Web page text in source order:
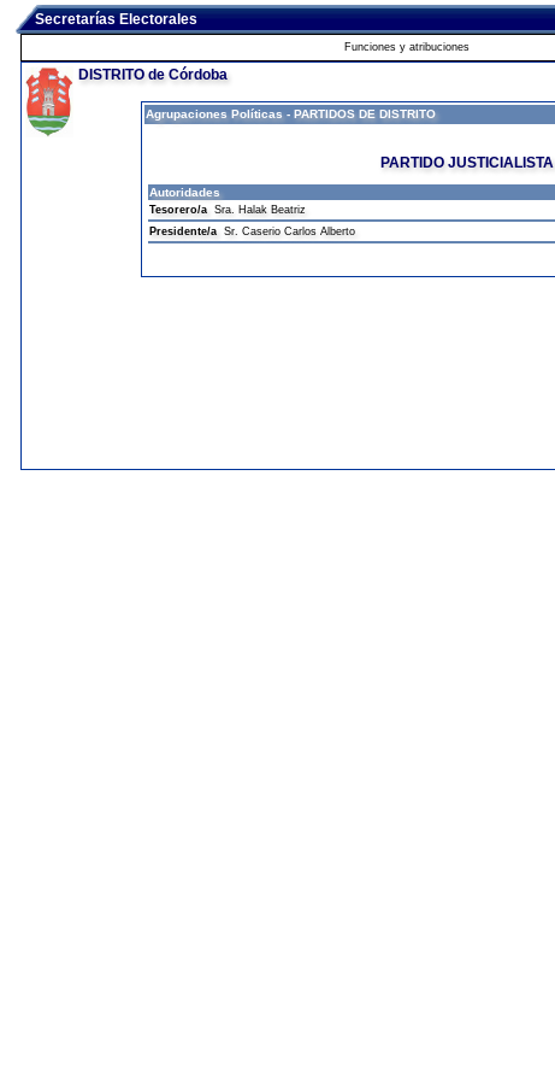
Secretarías Electorales
Funciones y atribuciones
DISTRITO de Córdoba
Agrupaciones Políticas - PARTIDOS DE DISTRITO
PARTIDO JUSTICIALISTA
Autoridades
Tesorero/aSra. Halak Beatriz
Presidente/aSr. Caserio Carlos Alberto